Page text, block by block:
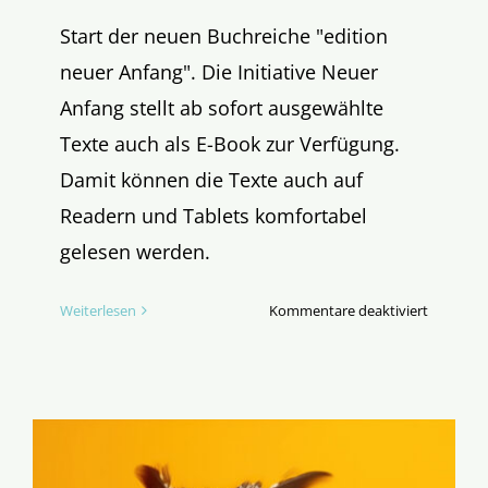
Start der neuen Buchreiche "edition
neuer Anfang". Die Initiative Neuer
Anfang stellt ab sofort ausgewählte
Texte auch als E-Book zur Verfügung.
Damit können die Texte auch auf
Readern und Tablets komfortabel
gelesen werden.
Weiterlesen Kommentare deaktiviertfür